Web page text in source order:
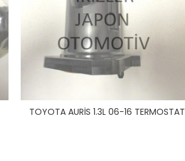
TOYOTA AURİS 1.3L 06-16 TERMOSTAT